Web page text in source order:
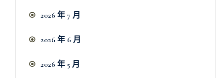
2026 年 7 月
2026 年 6 月
2026 年 5 月